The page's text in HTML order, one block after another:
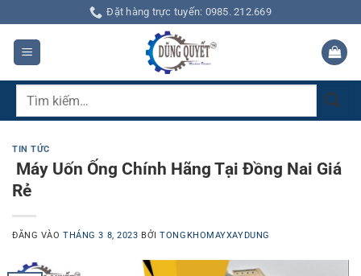
qua
dung
Đặt hàng trực tuyến: 0985. 212.669
Tìm
TIN TỨC
Máy Uốn Ống Chính Hãng Tại Đồng Nai Giá
Rẻ
ĐĂNG VÀOTHÁNG 3 8, 2023 BỞITONGKHOMAYXAYDUNG